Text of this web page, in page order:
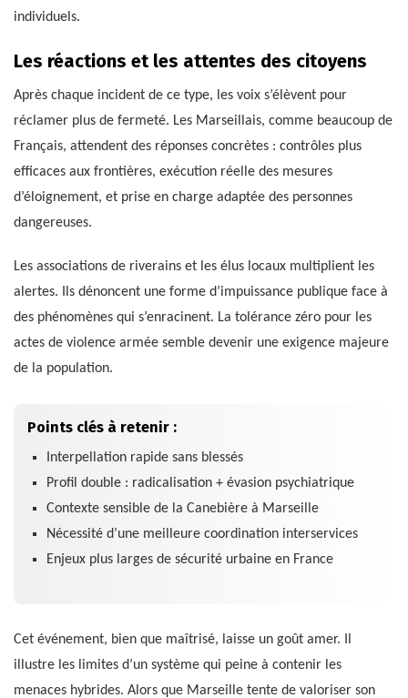
individuels.
Les réactions et les attentes des citoyens
Après chaque incident de ce type, les voix s’élèvent pour
réclamer plus de fermeté. Les Marseillais, comme beaucoup de
Français, attendent des réponses concrètes : contrôles plus
efficaces aux frontières, exécution réelle des mesures
d’éloignement, et prise en charge adaptée des personnes
dangereuses.
Les associations de riverains et les élus locaux multiplient les
alertes. Ils dénoncent une forme d’impuissance publique face à
des phénomènes qui s’enracinent. La tolérance zéro pour les
actes de violence armée semble devenir une exigence majeure
de la population.
Points clés à retenir :
Interpellation rapide sans blessés
Profil double : radicalisation + évasion psychiatrique
Contexte sensible de la Canebière à Marseille
Nécessité d’une meilleure coordination interservices
Enjeux plus larges de sécurité urbaine en France
Cet événement, bien que maîtrisé, laisse un goût amer. Il
illustre les limites d’un système qui peine à contenir les
menaces hybrides. Alors que Marseille tente de valoriser son